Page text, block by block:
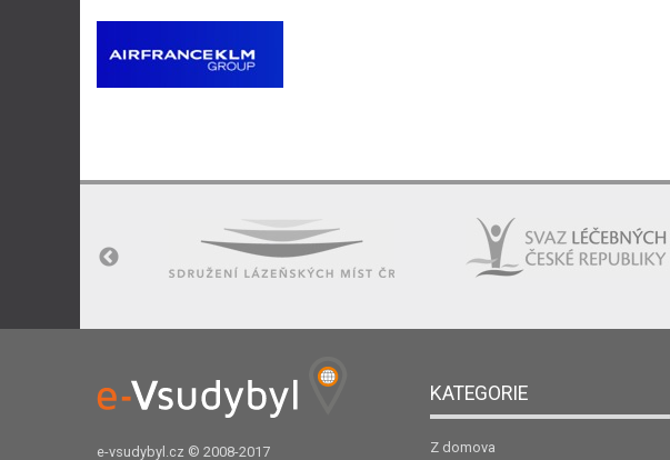
e-vsudybyl.cz © 2008-2017
KATEGORIE
Z domova